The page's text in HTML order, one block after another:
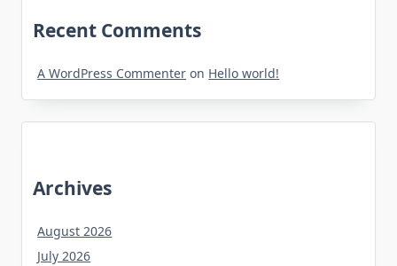
Recent Comments
A WordPress Commenter on Hello world!
Archives
August 2026
July 2026